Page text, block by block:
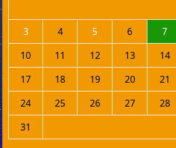
3
4 5 6 7
10
11 12 13 14
17
18 19 20 21
24
25 26 27 28
31